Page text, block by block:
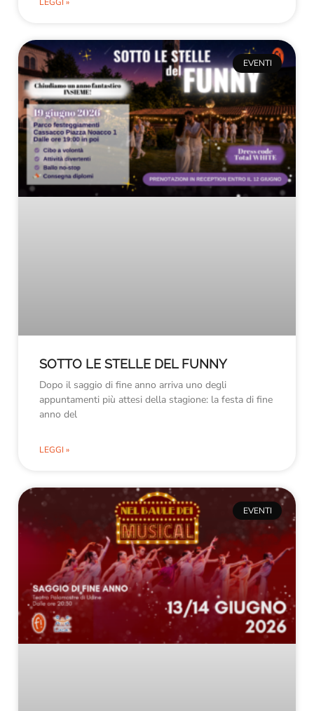
LEGGI »
EVENTI
SOTTO LE STELLE DEL FUNNY
Dopo il saggio di fine anno arriva uno degli
appuntamenti più attesi della stagione: la festa di fine
anno del
LEGGI »
EVENTI